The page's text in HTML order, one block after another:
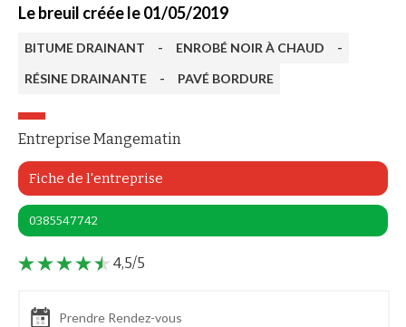
Le breuil créée le 01/05/2019
BITUME DRAINANT - ENROBÉ NOIR À CHAUD
-
RÉSINE DRAINANTE
- PAVÉ BORDURE
Entreprise Mangematin
Fiche de l'entreprise
0385547742
4,5/5
Prendre Rendez-vous